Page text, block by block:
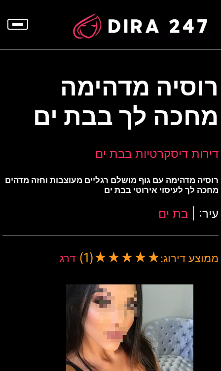
רוסיה מדהימה
מחכה לך בבת ים
דירות דיסקרטיות בבת ים
רוסיה מדהימה עם גוף מושלם רגליים מעוצבות וחזה מדהים
מחכה לך לעיסוי אירוטי בבת ים
עיר: | בת ים
ממוצע דירוג:★
★
★
★
★
(1) דרג